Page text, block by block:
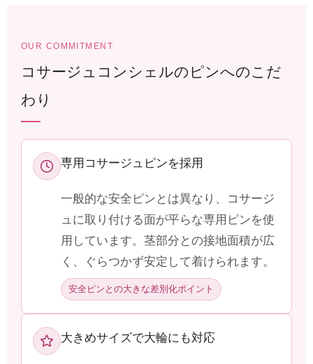
OUR COMMITMENT
コサージュコンシェルのピンへのこだ
わり
専用コサージュピンを採用
一般的な安全ピンとは異なり、コサージ
ュに取り付ける面が平らな専用ピンを使
用しています。茎部分との接地面積が広
く、ぐらつかず安定して着けられます。
安全ピンとの大きな差別化ポイント
大きめサイズで大輪にも対応